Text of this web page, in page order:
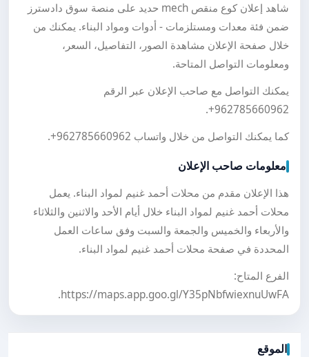
شاهد إعلان كوع منقص mech حديد على منصة سوق دادسترز
ضمن فئة معدات ومستلزمات - أدوات ومواد البناء. يمكنك من
خلال صفحة الإعلان مشاهدة الصور، التفاصيل، السعر،
ومعلومات التواصل المتاحة.
يمكنك التواصل مع صاحب الإعلان عبر الرقم
+962785660962
.
كما يمكنك التواصل من خلال واتساب +962785660962
.
معلومات صاحب الإعلان
هذا الإعلان مقدم من محلات أحمد غنيم لمواد البناء. يعمل
محلات أحمد غنيم لمواد البناء خلال أيام الأحد والاثنين والثلاثاء
والأربعاء والخميس والجمعة والسبت وفق ساعات العمل
المحددة في صفحة محلات أحمد غنيم لمواد البناء.
الفرع المتاح:
https://maps.app.goo.gl/Y35pNbfwiexnuUwFA.
الموقع